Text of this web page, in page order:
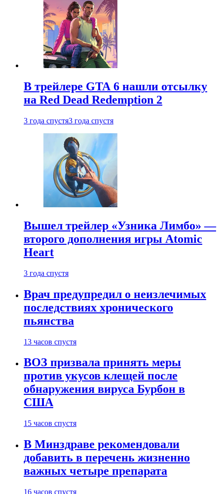
В трейлере GTA 6 нашли отсылку
на Red Dead Redemption 2
3 года спустя3 года спустя
Вышел трейлер «Узника Лимбо» —
второго дополнения игры Atomic
Heart
3 года спустя
Врач предупредил о неизлечимых
последствиях хронического
пьянства
13 часов спустя
ВОЗ призвала принять меры
против укусов клещей после
обнаружения вируса Бурбон в
США
15 часов спустя
В Минздраве рекомендовали
добавить в перечень жизненно
важных четыре препарата
16 часов спустя